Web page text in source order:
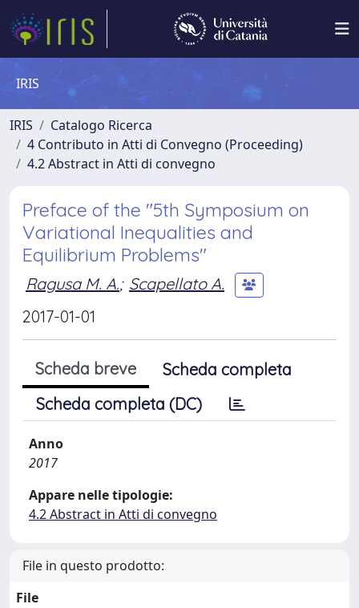
IRIS
IRIS
Catalogo Ricerca
4 Contributo in Atti di Convegno (Proceeding)
4.2 Abstract in Atti di convegno
Preface of the "5th Symposium on
Variational Inequalities and
Equilibrium Problems"
Ragusa M. A.; Scapellato A.
2017-01-01
Scheda breve
Scheda completa
Scheda completa (DC)
Anno
2017
Appare nelle tipologie:
4.2 Abstract in Atti di convegno
File in questo prodotto:
File